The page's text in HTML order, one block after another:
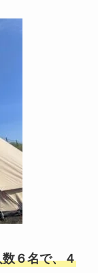
６名で、４